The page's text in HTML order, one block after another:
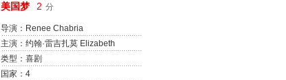
美国梦 2 分
导演：Renee Chabria
主演：约翰·雷吉扎莫 Elizabeth
Peé¦» Ana Claudia Talancé«? 奈
斯特·塞拉诺 Jos Maré?? Yazpik
类型：喜剧
国家：4